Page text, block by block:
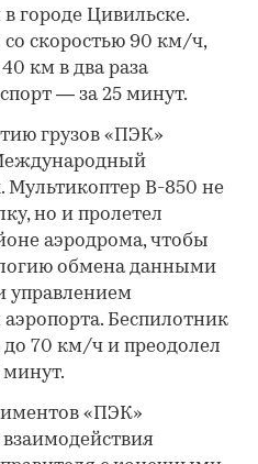
городе Цивильске.
со скоростью 90 км/ч,
км в два раза
— за 25 минут.
грузов «ПЭК»
Мультикоптер B-850 не
но и пролетел
аэродрома, чтобы
обмена данными
управлением
Беспилотник
до 70 км/ч и преодолел
минут.
«ПЭК»